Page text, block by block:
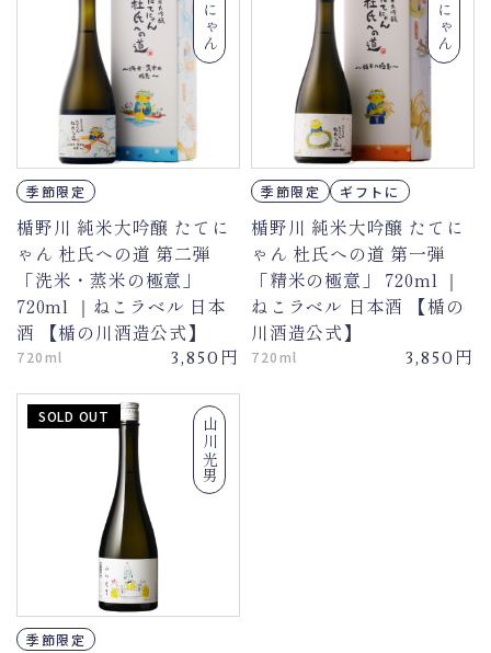
季節限定
楯野川 純米大吟醸 たてに
ゃん 杜氏への道 第二弾
「洗米・蒸米の極意」
720ml ｜ねこラベル 日本
酒 【楯の川酒造公式】
720ml 3,850 円
季節限定 ギフトに
楯野川 純米大吟醸 たてに
ゃん 杜氏への道 第一弾
「精米の極意」 720ml ｜
ねこラベル 日本酒 【楯の
川酒造公式】
720ml 3,850 円
山川光男
SOLD OUT
季節限定